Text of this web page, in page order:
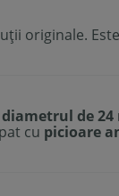
originale.
de 24
cu picioare